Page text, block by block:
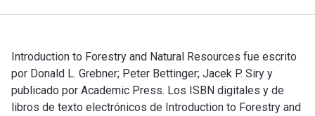
Introduction to Forestry and Natural Resources fue escrito
por Donald L. Grebner; Peter Bettinger; Jacek P. Siry y
publicado por Academic Press. Los ISBN digitales y de
libros de texto electrónicos de Introduction to Forestry and